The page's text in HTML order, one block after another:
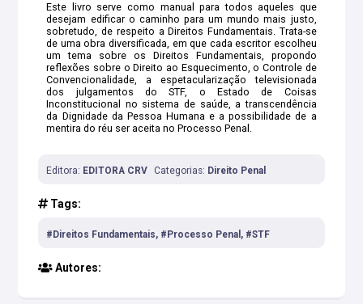
Este livro serve como manual para todos aqueles que
desejam edificar o caminho para um mundo mais justo,
sobretudo, de respeito a Direitos Fundamentais. Trata-se
de uma obra diversificada, em que cada escritor escolheu
um tema sobre os Direitos Fundamentais, propondo
reflexões sobre o Direito ao Esquecimento, o Controle de
Convencionalidade, a espetacularização televisionada
dos julgamentos do STF, o Estado de Coisas
Inconstitucional no sistema de saúde, a transcendência
da Dignidade da Pessoa Humana e a possibilidade de a
mentira do réu ser aceita no Processo Penal.
Editora: EDITORA CRV Categorias: Direito Penal
Tags:
#Direitos Fundamentais, #Processo Penal, #STF
Autores: